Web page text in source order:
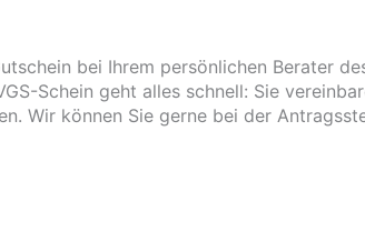
bei Ihrem persönlichen Berater
Schein geht alles schnell: Sie
Wir können Sie gerne bei der